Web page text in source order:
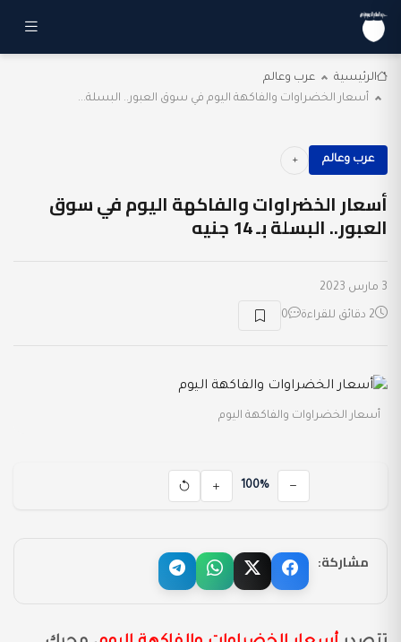
الرئيسية
عرب وعالم
أسعار الخضراوات والفاكهة اليوم في سوق العبور.. البسلة...
عرب وعالم
أسعار الخضراوات والفاكهة اليوم في سوق
العبور.. البسلة بـ 14 جنيه
3 مارس 2023
2 دقائق للقراءة 0
أسعار الخضراوات والفاكهة اليوم
100%
مشاركة: